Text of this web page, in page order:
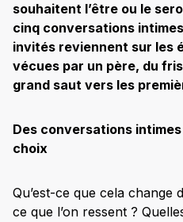
souhaitent l’être ou le
cinq conversations
invités reviennent sur les
vécues par un père, du
grand saut vers les
Des conversations
choix
Qu’est-ce que cela change
ce que l’on ressent ?